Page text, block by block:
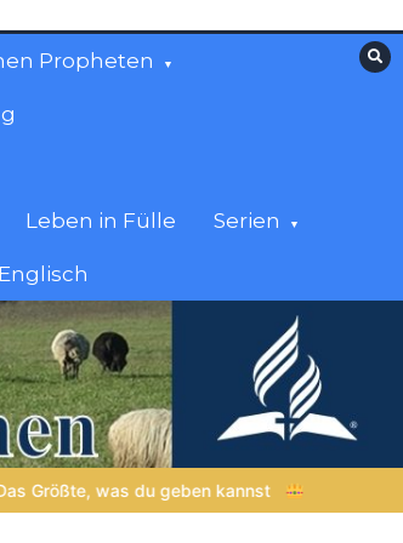
Propheten
Leben in Fülle Serien
Englisch
VON BABYLON ZUM EWIGEN REICH |